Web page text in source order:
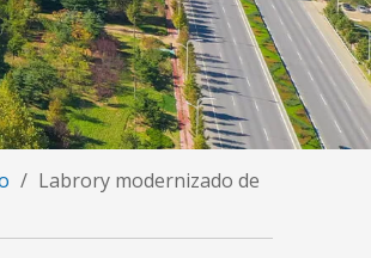
/ Labrory modernizado de